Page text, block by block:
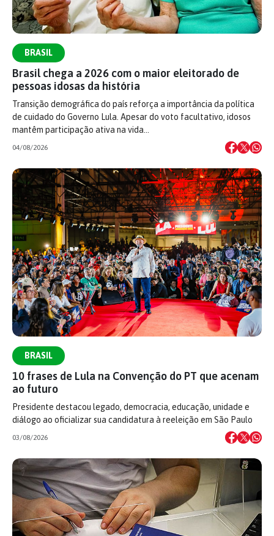
BRASIL
Brasil chega a 2026 com o maior eleitorado de
pessoas idosas da história
Transição demográfica do país reforça a importância da política
de cuidado do Governo Lula. Apesar do voto facultativo, idosos
mantêm participação ativa na vida…
04/08/2026
BRASIL
10 frases de Lula na Convenção do PT que acenam
ao futuro
Presidente destacou legado, democracia, educação, unidade e
diálogo ao oficializar sua candidatura à reeleição em São Paulo
03/08/2026